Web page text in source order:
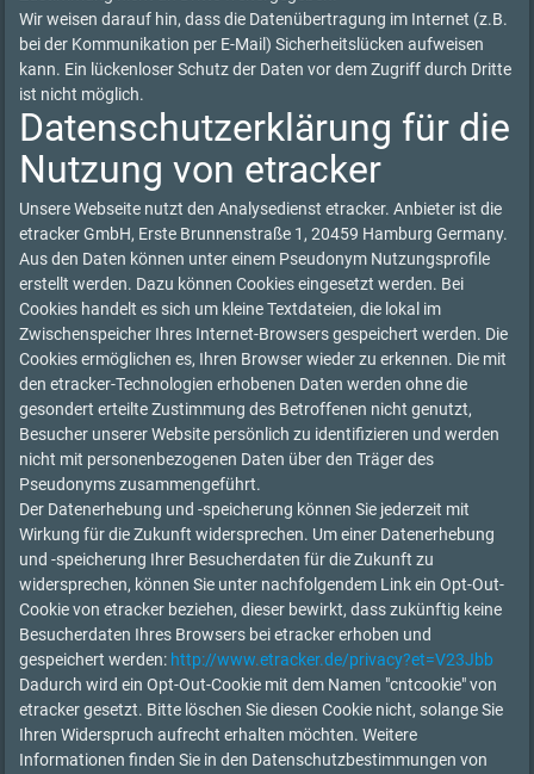
Wir weisen darauf hin, dass die Datenübertragung im Internet (z.B.
bei der Kommunikation per E-Mail) Sicherheitslücken aufweisen
kann. Ein lückenloser Schutz der Daten vor dem Zugriff durch Dritte
ist nicht möglich.
Datenschutzerklärung für die
Nutzung von etracker
Unsere Webseite nutzt den Analysedienst etracker. Anbieter ist die
etracker GmbH, Erste Brunnenstraße 1, 20459 Hamburg Germany.
Aus den Daten können unter einem Pseudonym Nutzungsprofile
erstellt werden. Dazu können Cookies eingesetzt werden. Bei
Cookies handelt es sich um kleine Textdateien, die lokal im
Zwischenspeicher Ihres Internet-Browsers gespeichert werden. Die
Cookies ermöglichen es, Ihren Browser wieder zu erkennen. Die mit
den etracker-Technologien erhobenen Daten werden ohne die
gesondert erteilte Zustimmung des Betroffenen nicht genutzt,
Besucher unserer Website persönlich zu identifizieren und werden
nicht mit personenbezogenen Daten über den Träger des
Pseudonyms zusammengeführt.
Der Datenerhebung und -speicherung können Sie jederzeit mit
Wirkung für die Zukunft widersprechen. Um einer Datenerhebung
und -speicherung Ihrer Besucherdaten für die Zukunft zu
widersprechen, können Sie unter nachfolgendem Link ein Opt-Out-
Cookie von etracker beziehen, dieser bewirkt, dass zukünftig keine
Besucherdaten Ihres Browsers bei etracker erhoben und
gespeichert werden: http://www.etracker.de/privacy?et=V23Jbb
Dadurch wird ein Opt-Out-Cookie mit dem Namen "cntcookie" von
etracker gesetzt. Bitte löschen Sie diesen Cookie nicht, solange Sie
Ihren Widerspruch aufrecht erhalten möchten. Weitere
Informationen finden Sie in den Datenschutzbestimmungen von